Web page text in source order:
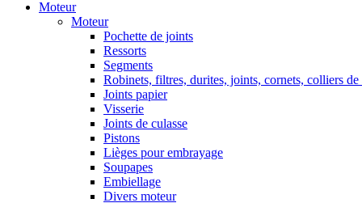
Moteur
Moteur
Pochette de joints
Ressorts
Segments
Robinets, filtres, durites, joints, cornets, colliers de
Joints papier
Visserie
Joints de culasse
Pistons
Lièges pour embrayage
Soupapes
Embiellage
Divers moteur